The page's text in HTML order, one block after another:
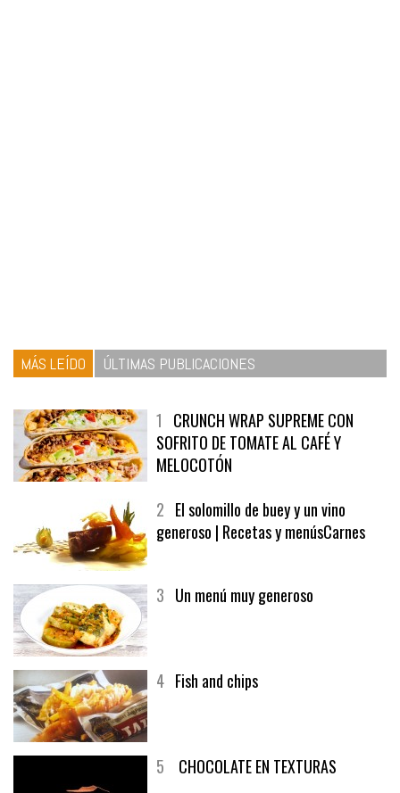
MÁS LEÍDO ÚLTIMAS PUBLICACIONES
1 CRUNCH WRAP SUPREME CON
SOFRITO DE TOMATE AL CAFÉ Y
MELOCOTÓN
2 El solomillo de buey y un vino
generoso | Recetas y menúsCarnes
3 Un menú muy generoso
4 Fish and chips
5 CHOCOLATE EN TEXTURAS